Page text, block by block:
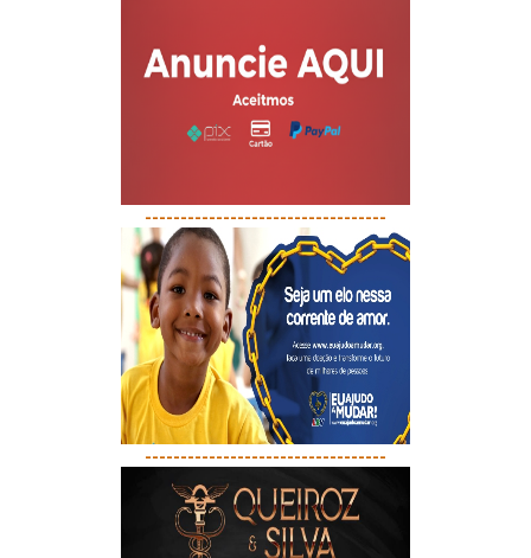
----------------------------------
----------------------------------